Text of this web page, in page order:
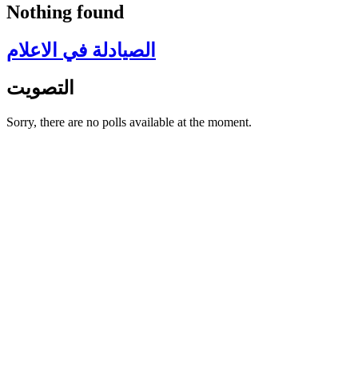
Nothing found
الصيادلة في الاعلام
التصويت
Sorry, there are no polls available at the moment.